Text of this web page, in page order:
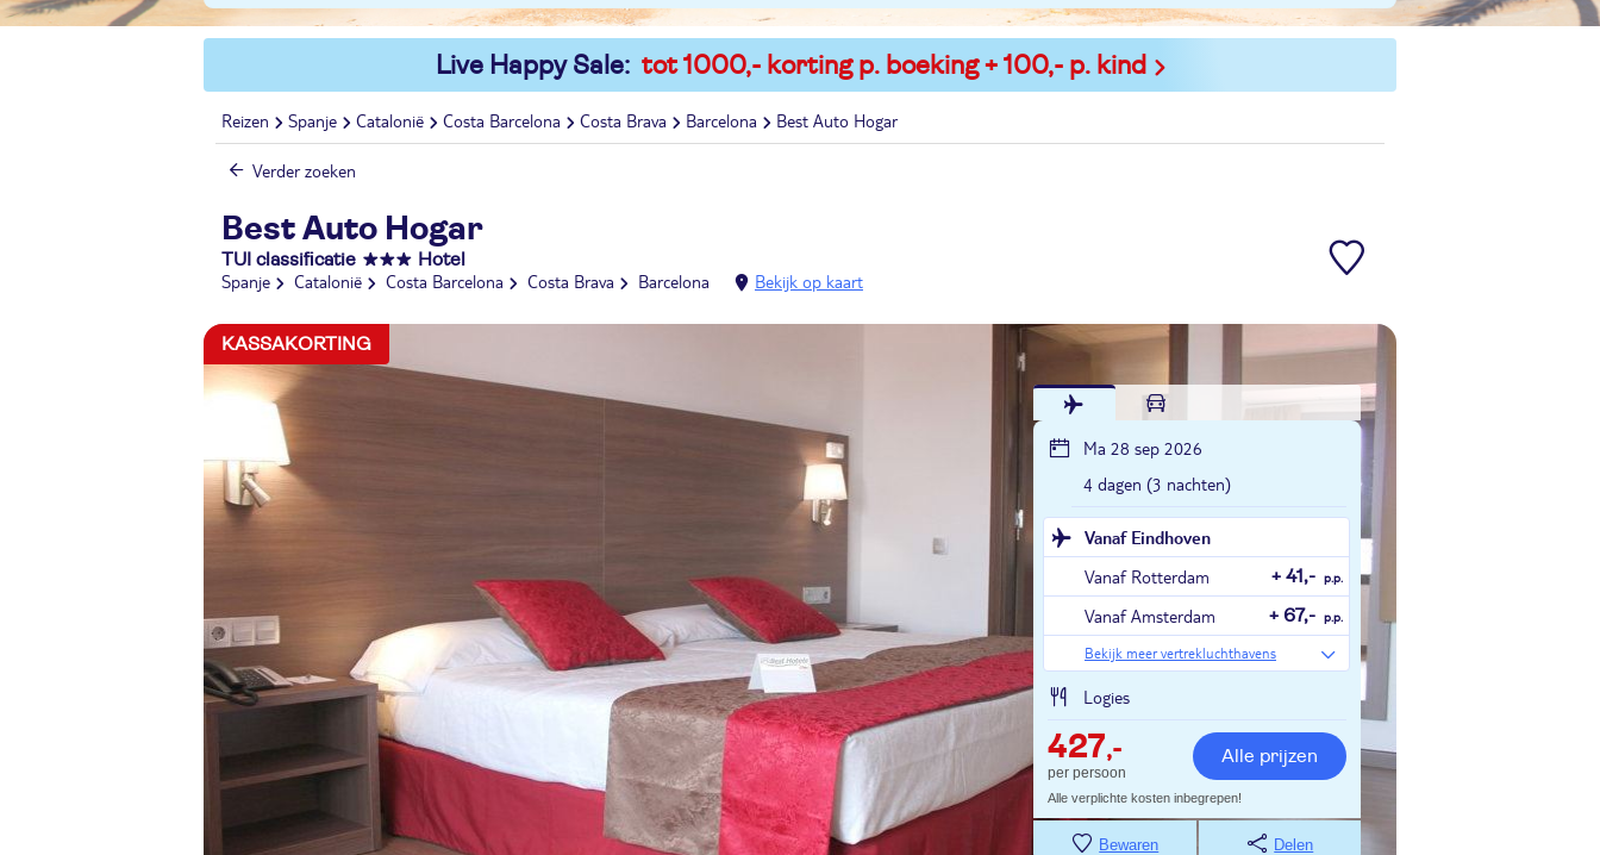
Live Happy Sale: tot 1000,- korting p. boeking + 100,- p. kind
Reizen Spanje Catalonië Costa Barcelona Costa Brava Barcelona Best Auto Hogar
Verder zoeken
Best Auto Hogar
TUI classificatie Hotel
Spanje Catalonië Costa Barcelona Costa Brava Barcelona Bekijk op kaart
KASSAKORTING
Ma 28 sep 2026
4 dagen (3 nachten)
Vanaf Eindhoven
Vanaf Rotterdam
+ 41,- p.p.
Vanaf Amsterdam + 67,- p.p.
Bekijk meer vertrekluchthavens
Logies
427,-
per persoon
Alle prijzen
Alle verplichte kosten inbegrepen!
Bewaren Delen